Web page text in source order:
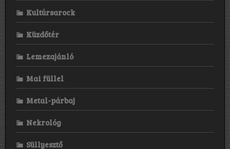
hallottak
az
másik
arra
volt
Kultúrsarock
Küzdőtér
Lemezajánló
Mai füllel
Metal-párbaj
Nekrológ
Süllyesztő